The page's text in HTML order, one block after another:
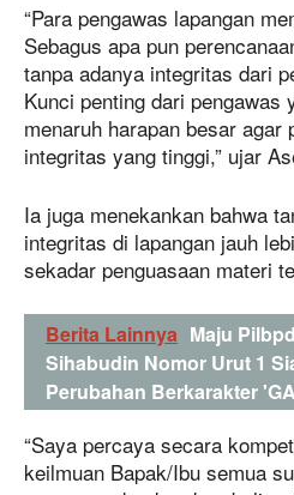
“Para pengawas lapangan
Sebagus apa pun
tanpa adanya integritas dari
Kunci penting dari
menaruh harapan besar agar
integritas yang tinggi,” ujar
Ia juga menekankan bahwa
integritas di lapangan jauh
sekadar penguasaan materi
Berita Lainnya Maju
Sihabudin Nomor Urut 1
Perubahan Berkarakter
“Saya percaya secara
keilmuan Bapak/Ibu semua